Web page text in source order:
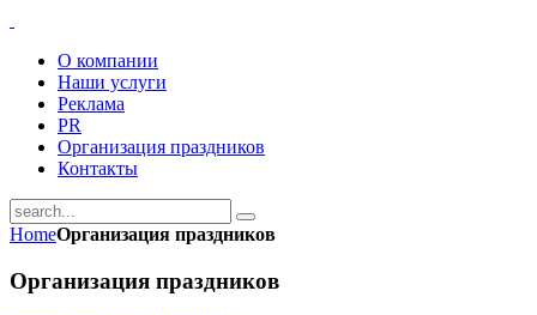
О компании
Наши услуги
Реклама
PR
Организация праздников
Контакты
HomeОрганизация праздников
Организация праздников